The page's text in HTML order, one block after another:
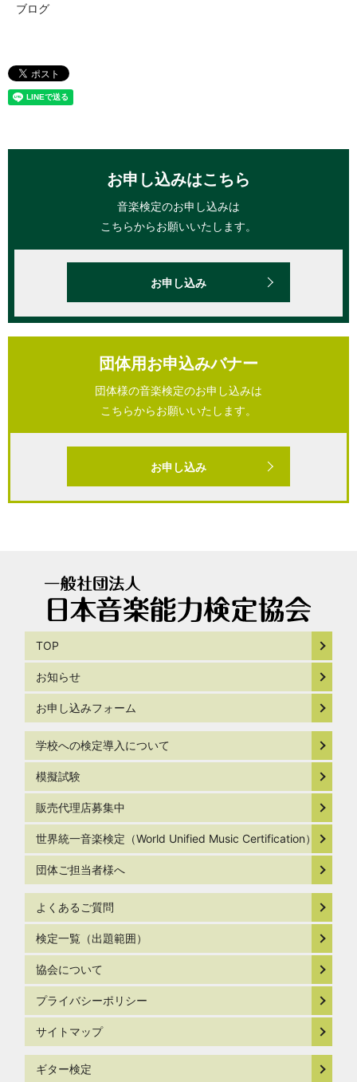
ブログ
お申し込みはこちら
音楽検定のお申し込みは
こちらからお願いいたします。
お申し込み
団体用お申込みバナー
団体様の音楽検定のお申し込みは
こちらからお願いいたします。
お申し込み
TOP
お知らせ
お申し込みフォーム
学校への検定導入について
模擬試験
販売代理店募集中
世界統一音楽検定（World Unified Music Certification）
団体ご担当者様へ
よくあるご質問
検定一覧（出題範囲）
協会について
プライバシーポリシー
サイトマップ
ギター検定